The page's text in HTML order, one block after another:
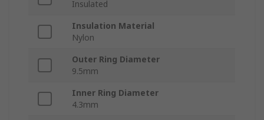
Insulated
Insulation Material
Nylon
Outer Ring Diameter
9.5mm
Inner Ring Diameter
4.3mm